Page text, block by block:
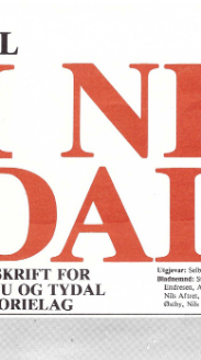
LISTE
PROSJEKT